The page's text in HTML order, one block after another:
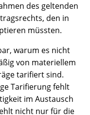
des geltenden
den in
müssten.
warum es nicht
von materiellem
tarifiert sind.
Tarifierung fehlt
im Austausch
nicht nur für die